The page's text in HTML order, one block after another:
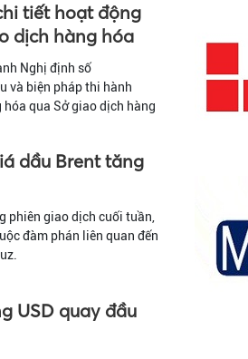
tiết hoạt động
dịch hàng hóa
Nghị định số
và biện pháp thi hành
qua Sở giao dịch hàng
dầu Brent tăng
phiên giao dịch cuối tuần,
đàm phán liên quan đến
USD quay đầu